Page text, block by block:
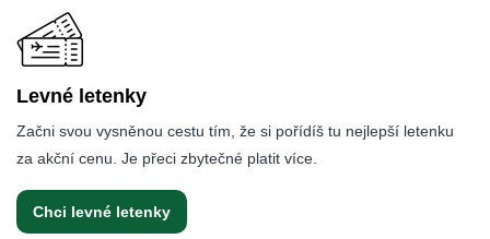
Levné letenky
Začni svou vysněnou cestu tím, že si pořídíš tu nejlepší letenku
za akční cenu. Je přeci zbytečné platit více.
Chci levné letenky